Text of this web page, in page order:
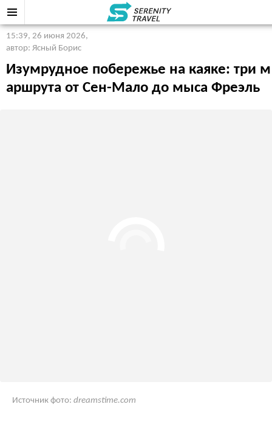
15:39, 26 июня 2026,
автор: Ясный Борис
Изумрудное побережье на каяке: три м
аршрута от Сен-Мало до мыса Фреэль
Источник фото: dreamstime.com